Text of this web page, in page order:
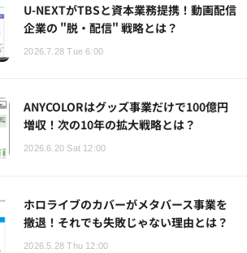
U-NEXTがTBSと資本業務提携！動画配信
企業の "脱・配信" 戦略とは？
2026.7.28 Tue 6:00
ANYCOLORはグッズ事業だけで100億円
増収！次の10年の拡大戦略とは？
2026.6.20 Sat 12:00
ホロライブのカバーがメタバース事業を
撤退！それでも失敗じゃない理由とは？
2026.5.28 Thu 12:00